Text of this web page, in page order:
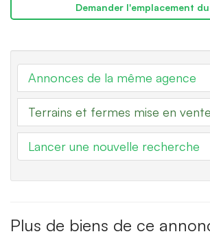
Demander l'emplacement
Annonces de la même agence
Terrains et fermes mise en
Lancer une nouvelle recherche
Plus de biens de ce